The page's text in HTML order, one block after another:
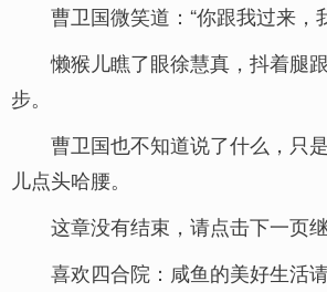
曹卫国微笑道：“你跟我过来，
懒猴儿瞧了眼徐慧真，抖着腿
步。
曹卫国也不知道说了什么，只
儿点头哈腰。
这章没有结束，请点击下一页
喜欢四合院：咸鱼的美好生活